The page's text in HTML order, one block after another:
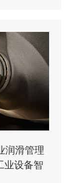
润滑管理
业设备智